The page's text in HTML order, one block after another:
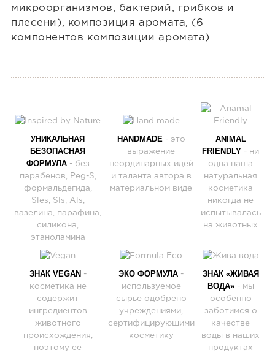
микроорганизмов, бактерий, грибков и
плесени), композиция аромата, (6
компонентов композиции аромата)
УНИКАЛЬНАЯ
БЕЗОПАСНАЯ
ФОРМУЛА- без
парабенов, Peg-S,
формальдегида,
Sles, Sls, Als,
вазелина, парафина,
силикона,
этаноламина
HANDMADE - это
выражение
неординарных идей
и таланта автора в
материальном виде
ANIMAL
FRIENDLY - ни
одна наша
натуральная
косметика
никогда не
испытывалась
на животных
ЗНАК VEGAN -
косметика не
содержит
ингредиентов
животного
происхождения,
поэтому ее
ЭКО ФОРМУЛА -
используемое
сырье одобрено
учреждениями,
сертифицирующими
косметику
ЗНАК «ЖИВАЯ
ВОДА»- мы
особенно
заботимся о
качестве
воды в наших
продуктах